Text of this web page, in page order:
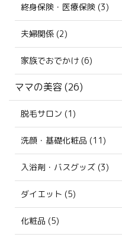
終身保険・医療保険 (3)
夫婦関係 (2)
家族でおでかけ (6)
ママの美容 (26)
脱毛サロン (1)
洗顔・基礎化粧品 (11)
入浴剤・バスグッズ (3)
ダイエット (5)
化粧品 (5)